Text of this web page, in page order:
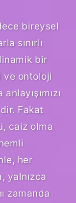
bireysel
sınırlı
bir
ve ontoloji
Fakat
caiz olma
her
yalnızca
zamanda